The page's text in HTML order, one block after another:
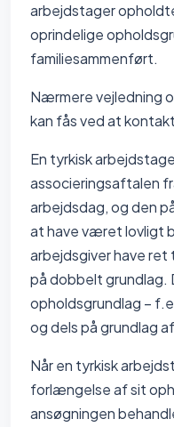
arbejdstager
oprindelige
familiesammenført.
Nærmere vejledning
kan fås ved at
En tyrkisk
associeringsaftalen
arbejdsdag, og den
at have været lovligt
arbejdsgiver have ret
på dobbelt grundlag.
opholdsgrundlag –
og dels på grundlag
Når en tyrkisk
forlængelse af sit
ansøgningen